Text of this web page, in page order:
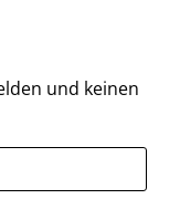
und keinen